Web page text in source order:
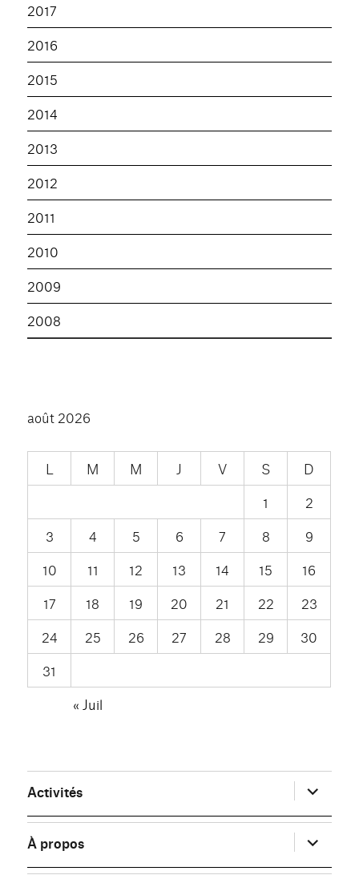
2017
2016
2015
2014
2013
2012
2011
2010
2009
2008
août 2026
L M M J V S
D
1
2
3
4 5 6 7 8
9
10
11 12 13 14 15
16
17
18 19 20 21 22
23
24
25 26 27 28 29
30
31
« Juil
Activités ouvrir
le
sous-
menu
À propos
ouvrir
le
sous-